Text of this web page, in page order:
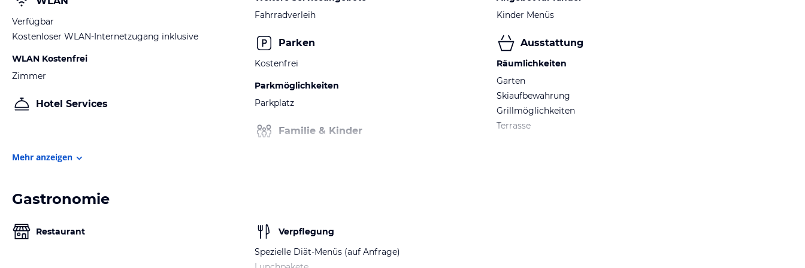
Verfügbar
Kostenloser WLAN-Internetzugang inklusive
WLAN Kostenfrei
Zimmer
Hotel Services
Fahrradverleih
Parken
Kostenfrei
Parkmöglichkeiten
Parkplatz
Familie & Kinder
Kinder Menüs
Ausstattung
Räumlichkeiten
Garten
Skiaufbewahrung
Grillmöglichkeiten
Terrasse
Mehr anzeigen
Gastronomie
Restaurant
Verpflegung
Spezielle Diät-Menüs (auf Anfrage)